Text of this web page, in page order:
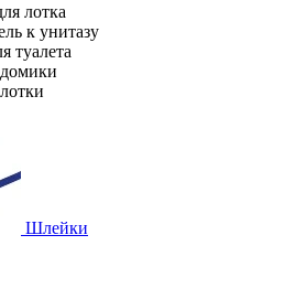
лотка
к унитазу
туалета
Шлейки